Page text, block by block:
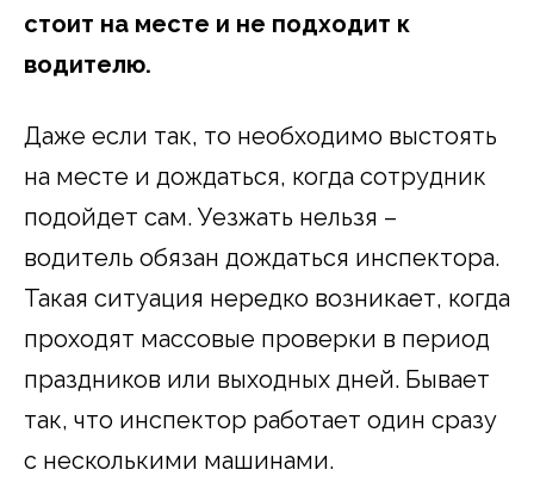
стоит на месте и не подходит к
водителю.
Даже если так, то необходимо выстоять
на месте и дождаться, когда сотрудник
подойдет сам. Уезжать нельзя –
водитель обязан дождаться инспектора.
Такая ситуация нередко возникает, когда
проходят массовые проверки в период
праздников или выходных дней. Бывает
так, что инспектор работает один сразу
с несколькими машинами.